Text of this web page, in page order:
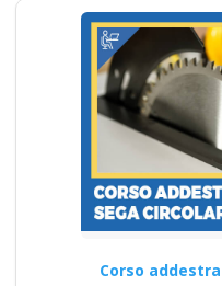
Corso